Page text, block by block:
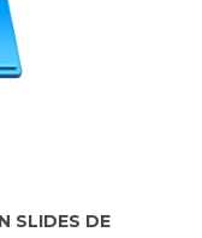
SLIDES DE